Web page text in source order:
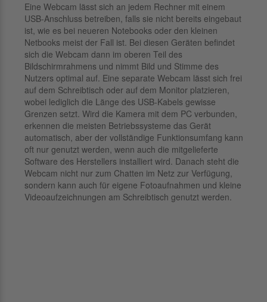
Eine Webcam lässt sich an jedem Rechner mit einem
USB-Anschluss betreiben, falls sie nicht bereits eingebaut
ist, wie es bei neueren Notebooks oder den kleinen
Netbooks meist der Fall ist. Bei diesen Geräten befindet
sich die Webcam dann im oberen Teil des
Bildschirmrahmens und nimmt Bild und Stimme des
Nutzers optimal auf. Eine separate Webcam lässt sich frei
auf dem Schreibtisch oder auf dem Monitor platzieren,
wobei lediglich die Länge des USB-Kabels gewisse
Grenzen setzt. Wird die Kamera mit dem PC verbunden,
erkennen die meisten Betriebssysteme das Gerät
automatisch, aber der vollständige Funktionsumfang kann
oft nur genutzt werden, wenn auch die mitgelieferte
Software des Herstellers installiert wird. Danach steht die
Webcam nicht nur zum Chatten im Netz zur Verfügung,
sondern kann auch für eigene Fotoaufnahmen und kleine
Videoaufzeichnungen am Schreibtisch genutzt werden.